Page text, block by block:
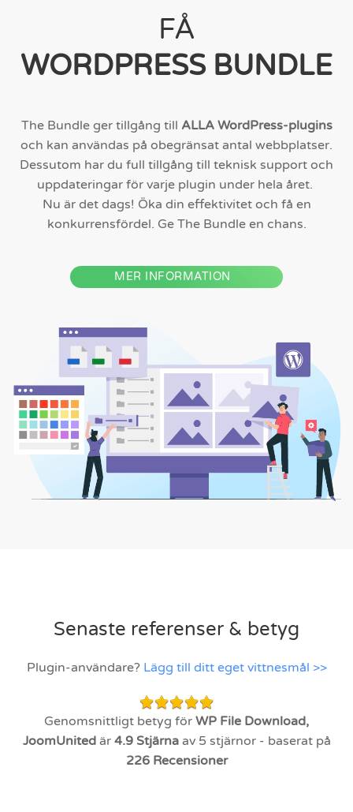
FÅ
WORDPRESS BUNDLE
The Bundle ger tillgång till ALLA WordPress-plugins
och kan användas på obegränsat antal webbplatser.
Dessutom har du full tillgång till teknisk support och
uppdateringar för varje plugin under hela året.
Nu är det dags! Öka din effektivitet och få en
konkurrensfördel. Ge The Bundle en chans.
MER INFORMATION
Senaste referenser & betyg
Plugin-användare? Lägg till ditt eget vittnesmål >>
Genomsnittligt betyg för WP File Download,
JoomUnited är 4.9 Stjärnaav 5 stjärnor - baserat på
226 Recensioner